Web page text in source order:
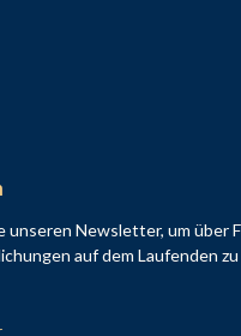
unseren Newsletter, um über
auf dem Laufenden